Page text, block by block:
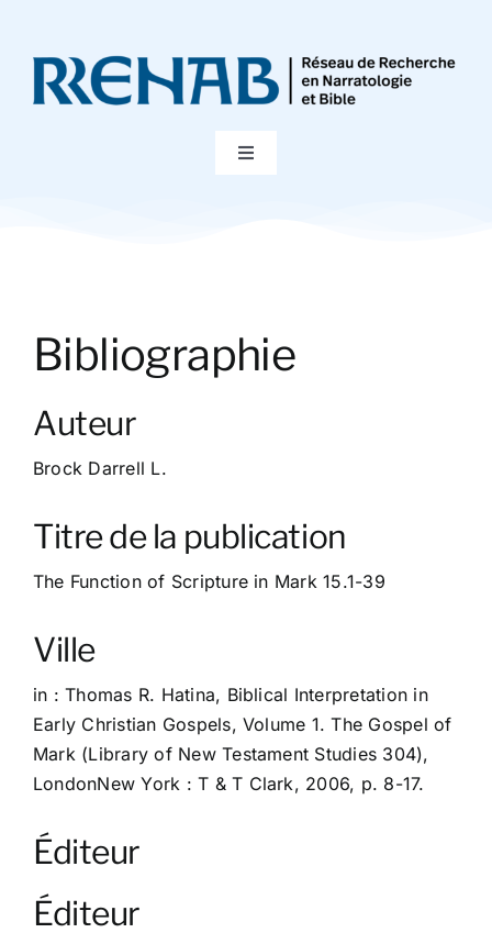
contenu
Toggle
Publications
Bibliographie
Contact
Bibliographie
Auteur
Brock Darrell L.
Titre de la publication
The Function of Scripture in Mark 15.1-39
Ville
in : Thomas R. Hatina, Biblical Interpretation in
Early Christian Gospels, Volume 1. The Gospel of
Mark (Library of New Testament Studies 304),
LondonNew York : T & T Clark, 2006, p. 8-17.
Éditeur
Éditeur